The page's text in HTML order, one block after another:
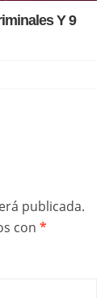
Y 9
publicada.
con *